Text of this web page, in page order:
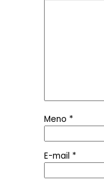
Meno *
E-mail *